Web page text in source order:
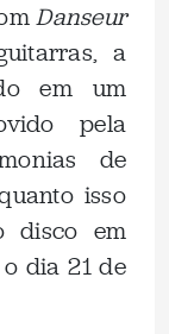
Danseur
a
em um
pela
de
isso
disco em
dia 21 de